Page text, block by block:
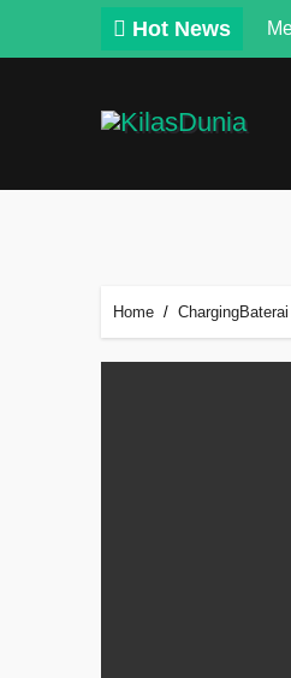
Hot News
Home ChargingBaterai